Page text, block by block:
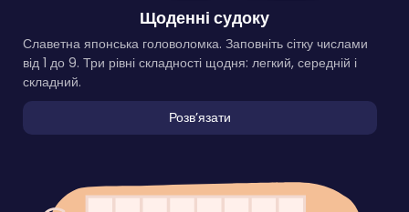
Щоденні судоку
Славетна японська головоломка. Заповніть сітку числами
від 1 до 9. Три рівні складності щодня: легкий, середній і
складний.
Розвʼязати